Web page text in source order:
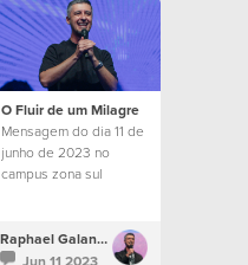
O Fluir de um Milagre
Mensagem do dia 11 de
junho de 2023 no
campus zona sul
Raphael Galante
Jun 11 2023